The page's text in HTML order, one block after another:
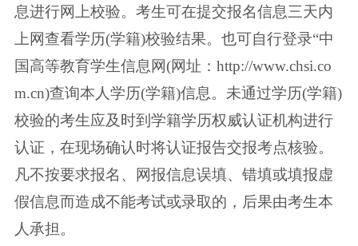
息进行网上校验。考生可在提交报名信息三天内
上网查看学历(学籍)校验结果。也可自行登录“中
国高等教育学生信息网(网址：http://www.chsi.co
m.cn)查询本人学历(学籍)信息。未通过学历(学籍)
校验的考生应及时到学籍学历权威认证机构进行
认证，在现场确认时将认证报告交报考点核验。
凡不按要求报名、网报信息误填、错填或填报虚
假信息而造成不能考试或录取的，后果由考生本
人承担。